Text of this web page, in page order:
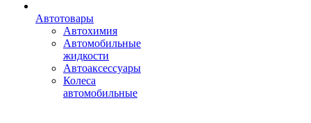
Автотовары
Автохимия
Автомобильные
жидкости
Автоаксессуары
Колеса
автомобильные